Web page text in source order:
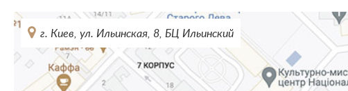
г. Киев, ул. Ильинская, 8, БЦ Ильинский